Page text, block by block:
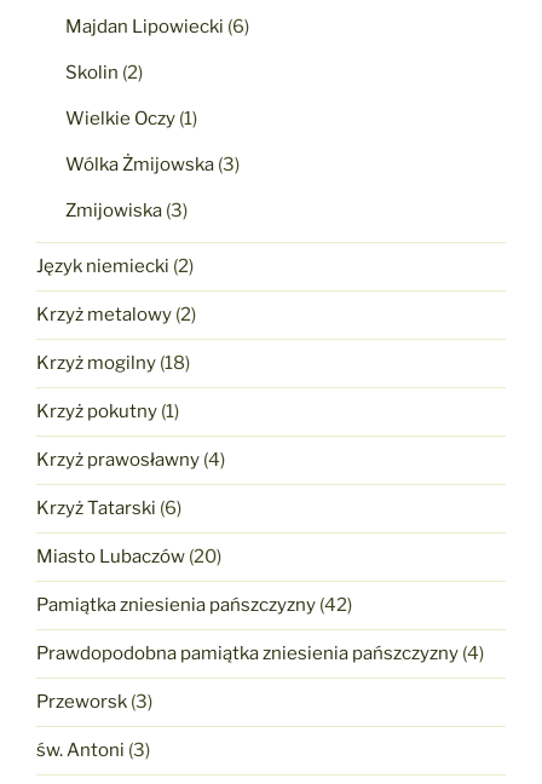
Majdan Lipowiecki (6)
Skolin (2)
Wielkie Oczy (1)
Wólka Żmijowska (3)
Zmijowiska (3)
Język niemiecki (2)
Krzyż metalowy (2)
Krzyż mogilny (18)
Krzyż pokutny (1)
Krzyż prawosławny (4)
Krzyż Tatarski (6)
Miasto Lubaczów (20)
Pamiątka zniesienia pańszczyzny (42)
Prawdopodobna pamiątka zniesienia pańszczyzny (4)
Przeworsk (3)
św. Antoni (3)